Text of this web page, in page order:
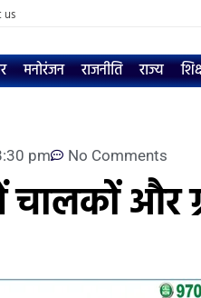
us
मनोरंजन राजनीति राज्य
pm No Comments
और